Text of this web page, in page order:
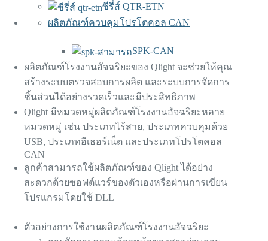
ซีรี่ส์ QTR-ETN
ผลิตภัณฑ์ควบคุมโปรโตคอล CAN
SPK-CAN
ผลิตภัณฑ์โรงงานอัจฉริยะของ Qlight จะช่วยให้คุณ
สร้างระบบตรวจสอบการผลิต และระบบการจัดการ
ชิ้นส่วนได้อย่างรวดเร็วและมีประสิทธิภาพ
Qlight มีหมวดหมู่ผลิตภัณฑ์โรงงานอัจฉริยะหลาย
หมวดหมู่ เช่น ประเภทไร้สาย, ประเภทควบคุมด้วย
USB, ประเภทอีเธอร์เน็ต และประเภทโปรโตคอล
CAN
ลูกค้าสามารถใช้ผลิตภัณฑ์ของ Qlight ได้อย่าง
สะดวกด้วยซอฟต์แวร์ของตัวเองหรือผ่านการเขียน
โปรแกรมโดยใช้ DLL
ตัวอย่างการใช้งานผลิตภัณฑ์โรงงานอัจฉริยะ